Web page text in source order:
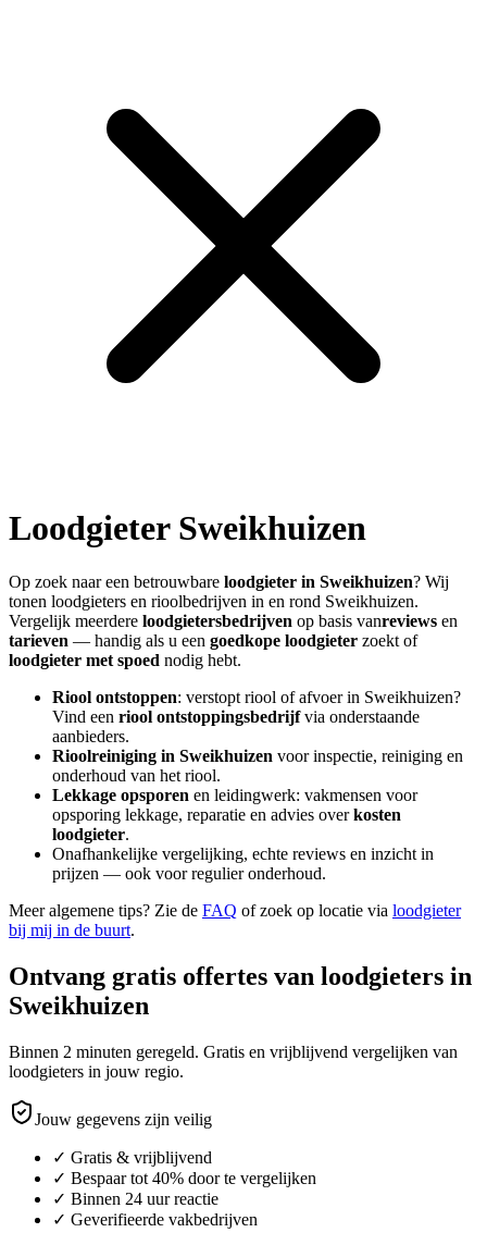
Loodgieter Sweikhuizen
Op zoek naar een betrouwbare loodgieter in Sweikhuizen? Wij
tonen loodgieters en rioolbedrijven in en rond Sweikhuizen.
Vergelijk meerdere loodgietersbedrijven op basis vanreviews en
tarieven — handig als u een goedkope loodgieter zoekt of
loodgieter met spoed nodig hebt.
Riool ontstoppen: verstopt riool of afvoer in Sweikhuizen?
Vind een riool ontstoppingsbedrijfvia onderstaande
aanbieders.
Rioolreiniging in Sweikhuizen voor inspectie, reiniging en
onderhoud van het riool.
Lekkage opsporen en leidingwerk: vakmensen voor
opsporing lekkage, reparatie en advies overkosten
loodgieter.
Onafhankelijke vergelijking, echte reviews en inzicht in
prijzen — ook voor regulier onderhoud.
Meer algemene tips? Zie de FAQ of zoek op locatie via loodgieter
bij mij in de buurt.
Ontvang gratis offertes van loodgieters in
Sweikhuizen
Binnen 2 minuten geregeld. Gratis en vrijblijvend vergelijken van
loodgieters in jouw regio.
Jouw gegevens zijn veilig
✓ Gratis & vrijblijvend
✓ Bespaar tot 40% door te vergelijken
✓ Binnen 24 uur reactie
✓ Geverifieerde vakbedrijven